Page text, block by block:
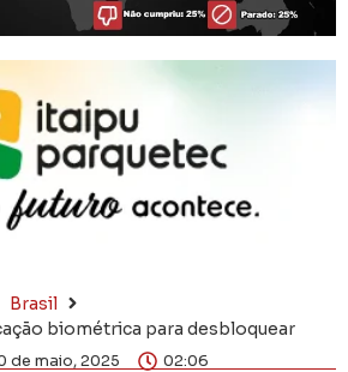
Brasil
biométrica para desbloquear
de maio, 2025
02:06